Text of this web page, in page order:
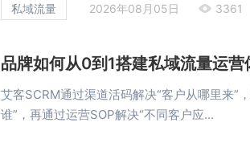
私域流量 2026年08月05日 3361
品牌如何从0到1搭建私域流量运
艾客SCRM通过渠道活码解决“客户从哪里来”
谁”，再通过运营SOP解决“不同客户应...